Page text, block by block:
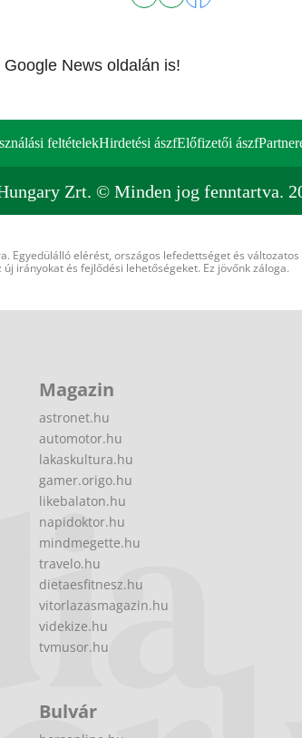
Google News oldalán is!
feltételekHirdetési ászfElőfizetői ászf
Zrt. © Minden jog fenntartva.
Egyedülálló elérést, országos lefedettséget és változatos
irányokat és fejlődési lehetőségeket. Ez jövőnk záloga.
Magazin
astronet.hu
automotor.hu
lakaskultura.hu
gamer.origo.hu
likebalaton.hu
napidoktor.hu
mindmegette.hu
travelo.hu
dietaesfitnesz.hu
vitorlazasmagazin.hu
videkize.hu
tvmusor.hu
Bulvár